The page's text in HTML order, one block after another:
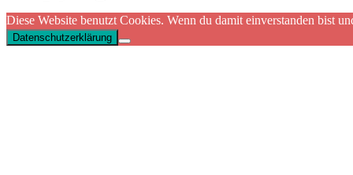
Diese Website benutzt Cookies. Wenn du damit einverstanden bist
Datenschutzerklärung